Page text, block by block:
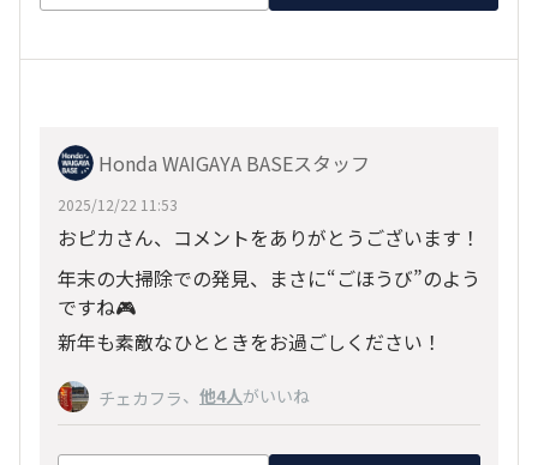
Honda WAIGAYA BASEスタッフ
2025/12/22 11:53
おピカさん、コメントをありがとうございます！
年末の大掃除での発見、まさに“ごほうび”のよう
ですね🎮
新年も素敵なひとときをお過ごしください！
チェカフラ、 他4人がいいね